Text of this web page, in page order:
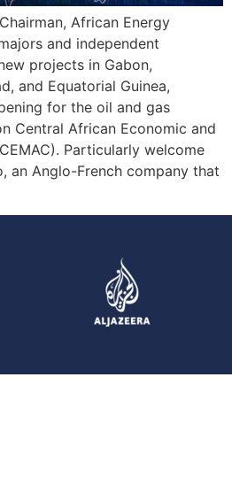
African Energy
and independent
projects in Gabon,
and Equatorial Guinea,
for the oil and gas
Central African Economic and
Particularly welcome
an Anglo-French company that